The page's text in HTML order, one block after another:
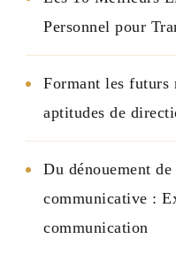
Personnel pour
Formant les futurs
aptitudes de
Du dénouement
communicative :
communication